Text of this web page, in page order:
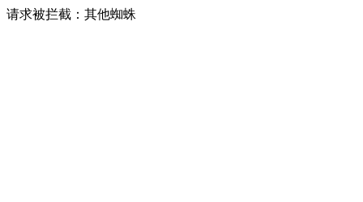
请求被拦截：其他蜘蛛